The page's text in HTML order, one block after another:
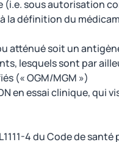
sous autorisation
la définition du
atténué soit un
lesquels sont par
(« OGM/MGM »)
en essai clinique, qui
4 du Code de